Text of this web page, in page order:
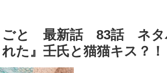
ごと 最新話 83話 ネタ
れた』壬氏と猫猫キス？！